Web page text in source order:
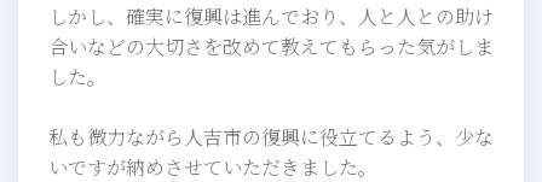
しかし、確実に復興は進んでおり、人と人との助け
合いなどの大切さを改めて教えてもらった気がしま
した。
私も微力ながら人吉市の復興に役立てるよう、少な
いですが納めさせていただきました。